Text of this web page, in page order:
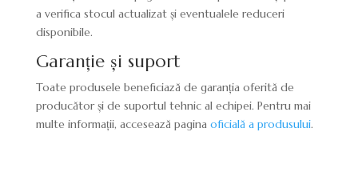
a verifica stocul actualizat și eventualele reduceri
disponibile.
Garanție și suport
Toate produsele beneficiază de garanția oferită de
producător și de suportul tehnic al echipei. Pentru mai
multe informații, accesează pagina oficială a produsului.